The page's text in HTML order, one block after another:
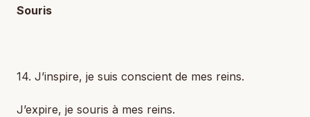
Souris
14. J’inspire, je suis conscient de mes reins.
J’expire, je souris à mes reins.